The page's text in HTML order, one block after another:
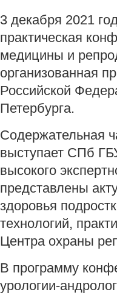
3 декабря 2021
практическая
медицины и
организованная
Российской
Петербурга.
Содержательная
выступает СПб
высокого
представлены
здоровья
технологий,
Центра охраны
В программу
урологии-